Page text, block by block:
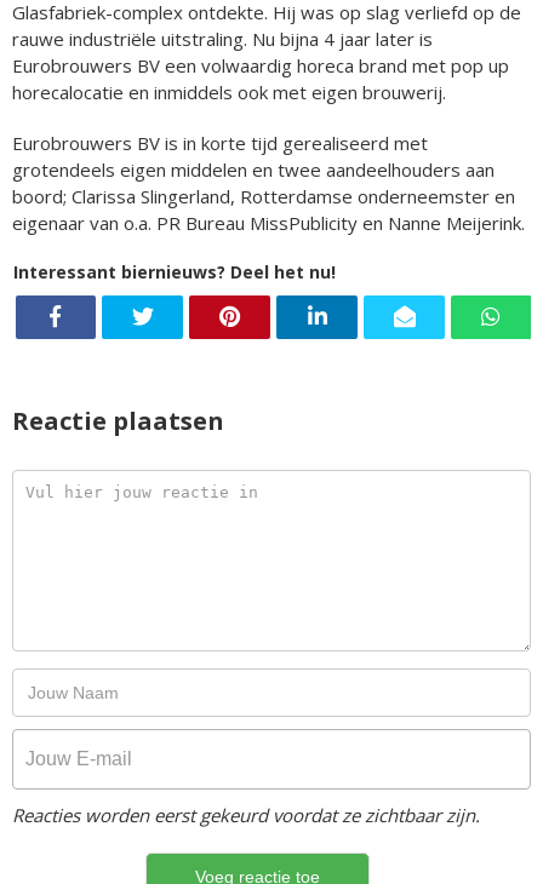
Glasfabriek-complex ontdekte. Hij was op slag verliefd op de
rauwe industriële uitstraling. Nu bijna 4 jaar later is
Eurobrouwers BV een volwaardig horeca brand met pop up
horecalocatie en inmiddels ook met eigen brouwerij.
Eurobrouwers BV is in korte tijd gerealiseerd met
grotendeels eigen middelen en twee aandeelhouders aan
boord; Clarissa Slingerland, Rotterdamse onderneemster en
eigenaar van o.a. PR Bureau MissPublicity en Nanne Meijerink.
Interessant biernieuws? Deel het nu!
Reactie plaatsen
Reacties worden eerst gekeurd voordat ze zichtbaar zijn.